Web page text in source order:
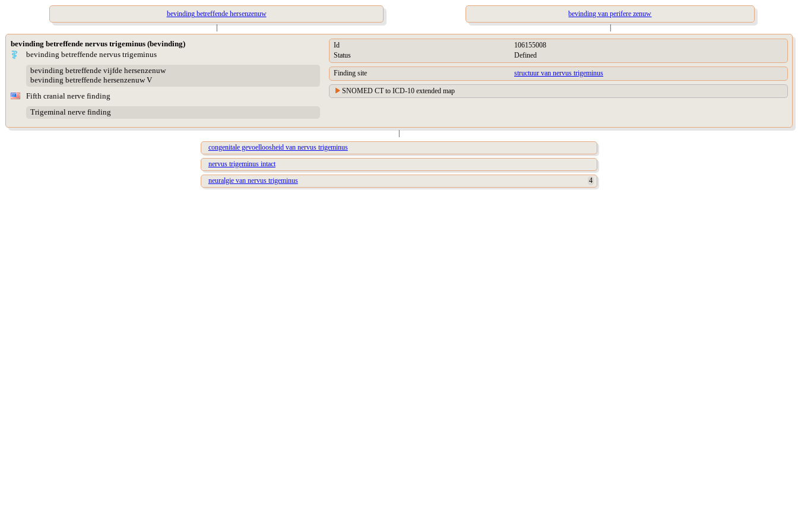
bevinding betreffende hersenzenuw
bevinding van perifere zenuw
|
|
bevinding betreffende nervus trigeminus (bevinding)
bevinding betreffende nervus trigeminus
bevinding betreffende vijfde hersenzenuw
bevinding betreffende hersenzenuw V
Fifth cranial nerve finding
Trigeminal nerve finding
Id
106155008
Status
Defined
Finding site structuur van nervus trigeminus
SNOMED CT to ICD-10 extended map
|
congenitale gevoelloosheid van nervus trigeminus
nervus trigeminus intact
neuralgie van nervus trigeminus
4